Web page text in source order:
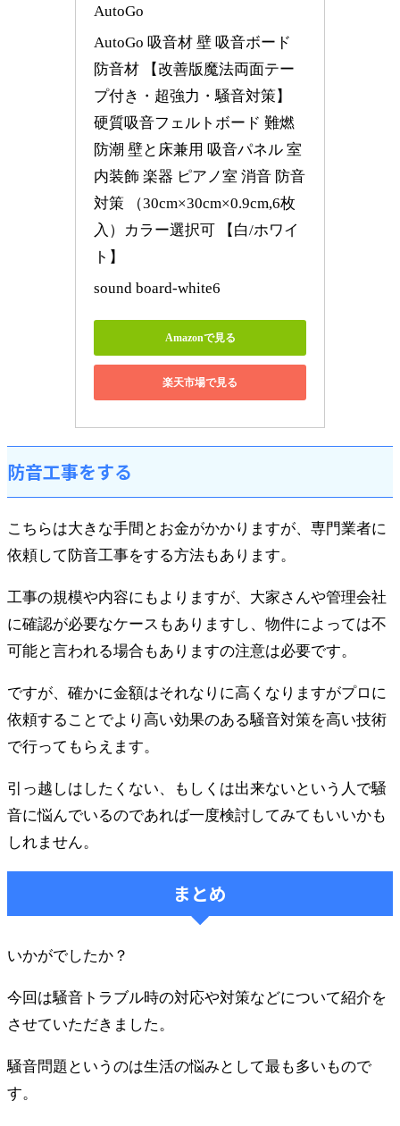
AutoGo
AutoGo 吸音材 壁 吸音ボード
防音材 【改善版魔法両面テー
プ付き・超強力・騒音対策】
硬質吸音フェルトボード 難燃
防潮 壁と床兼用 吸音パネル 室
内装飾 楽器 ピアノ室 消音 防音
対策 （30cm×30cm×0.9cm,6枚
入）カラー選択可 【白/ホワイ
ト】
sound board-white6
Amazonで見る
楽天市場で見る
防音工事をする
こちらは大きな手間とお金がかかりますが、専門業者に
依頼して防音工事をする方法もあります。
工事の規模や内容にもよりますが、大家さんや管理会社
に確認が必要なケースもありますし、物件によっては不
可能と言われる場合もありますの注意は必要です。
ですが、確かに金額はそれなりに高くなりますがプロに
依頼することでより高い効果のある騒音対策を高い技術
で行ってもらえます。
引っ越しはしたくない、もしくは出来ないという人で騒
音に悩んでいるのであれば一度検討してみてもいいかも
しれません。
まとめ
いかがでしたか？
今回は騒音トラブル時の対応や対策などについて紹介を
させていただきました。
騒音問題というのは生活の悩みとして最も多いもので
す。